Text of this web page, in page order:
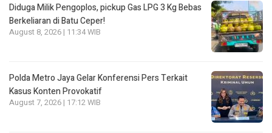
Diduga Milik Pengoplos, pickup Gas LPG 3 Kg Bebas
Berkeliaran di Batu Ceper!
August 8, 2026 | 11:34 WIB
Polda Metro Jaya Gelar Konferensi Pers Terkait
Kasus Konten Provokatif
August 7, 2026 | 17:12 WIB